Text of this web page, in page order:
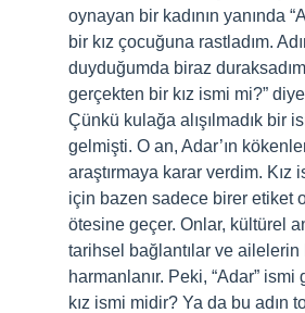
oynayan bir kadının yanında
bir kız çocuğuna rastladım.
duyduğumda biraz
gerçekten bir kız ismi mi?”
Çünkü kulağa alışılmadık bir
gelmişti. O an, Adar’ın
araştırmaya karar verdim. Kız
için bazen sadece birer etiket
ötesine geçer. Onlar, kültürel
tarihsel bağlantılar ve
harmanlanır. Peki, “Adar” ismi
kız ismi midir? Ya da bu adın